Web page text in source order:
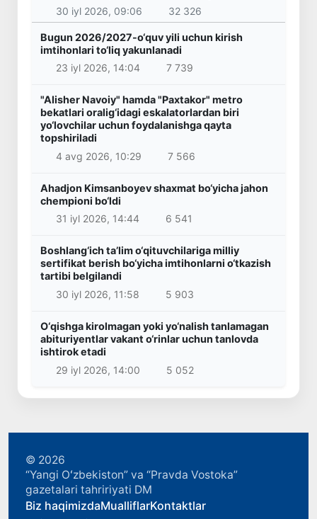
30 iyl 2026, 09:06 32 326
Bugun 2026/2027-o‘quv yili uchun kirish
imtihonlari to‘liq yakunlanadi
23 iyl 2026, 14:04
7 739
"Alisher Navoiy" hamda "Paxtakor" metro
bekatlari oralig‘idagi eskalatorlardan biri
yo‘lovchilar uchun foydalanishga qayta
topshiriladi
4 avg 2026, 10:29
7 566
Ahadjon Kimsanboyev shaxmat bo‘yicha jahon
chempioni bo‘ldi
31 iyl 2026, 14:44
6 541
Boshlang‘ich ta’lim o‘qituvchilariga milliy
sertifikat berish bo‘yicha imtihonlarni o‘tkazish
tartibi belgilandi
30 iyl 2026, 11:58
5 903
O‘qishga kirolmagan yoki yo‘nalish tanlamagan
abituriyentlar vakant o‘rinlar uchun tanlovda
ishtirok etadi
29 iyl 2026, 14:00
5 052
© 2026
“Yangi Oʻzbekiston” va “Pravda Vostoka”
gazetalari tahririyati DM
Biz haqimizdaMualliflarKontaktlar